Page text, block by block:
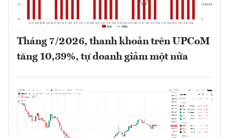
Tháng 7/2026, thanh khoản trên UPCoM
tăng 10,39%, tự doanh giảm một nửa